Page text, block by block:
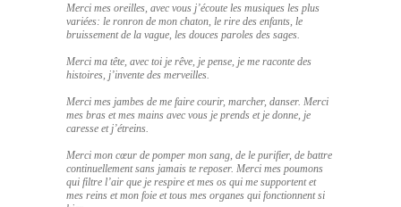
Merci mes oreilles, avec vous j’écoute les musiques les plus
variées: le ronron de mon chaton, le rire des enfants, le
bruissement de la vague, les douces paroles des sages.
Merci ma tête, avec toi je rêve, je pense, je me raconte des
histoires, j’invente des merveilles.
Merci mes jambes de me faire courir, marcher, danser. Merci
mes bras et mes mains avec vous je prends et je donne, je
caresse et j’étreins.
Merci mon cœur de pomper mon sang, de le purifier, de battre
continuellement sans jamais te reposer. Merci mes poumons
qui filtre l’air que je respire et mes os qui me supportent et
mes reins et mon foie et tous mes organes qui fonctionnent si